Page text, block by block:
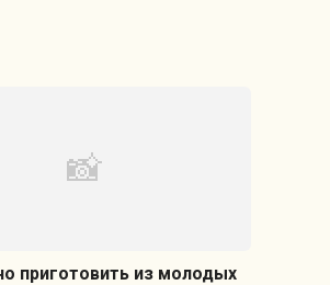
приготовить из молодых